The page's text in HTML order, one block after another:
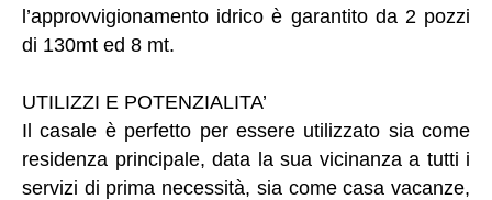
l’approvvigionamento idrico è garantito da 2 pozzi
di 130mt ed 8 mt.
UTILIZZI E POTENZIALITA’
Il casale è perfetto per essere utilizzato sia come
residenza principale, data la sua vicinanza a tutti i
servizi di prima necessità, sia come casa vacanze,